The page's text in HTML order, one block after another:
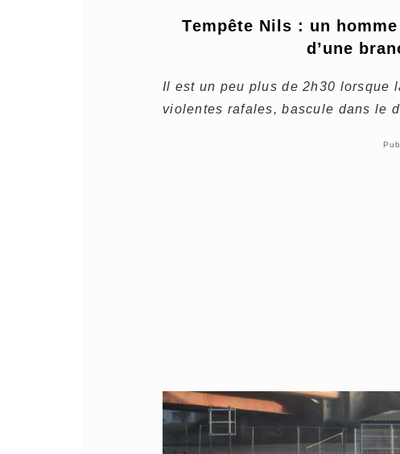
Tempête Nils : un
d’une
Il est un peu plus de 2h30 lorsque
violentes rafales, bascule dans le